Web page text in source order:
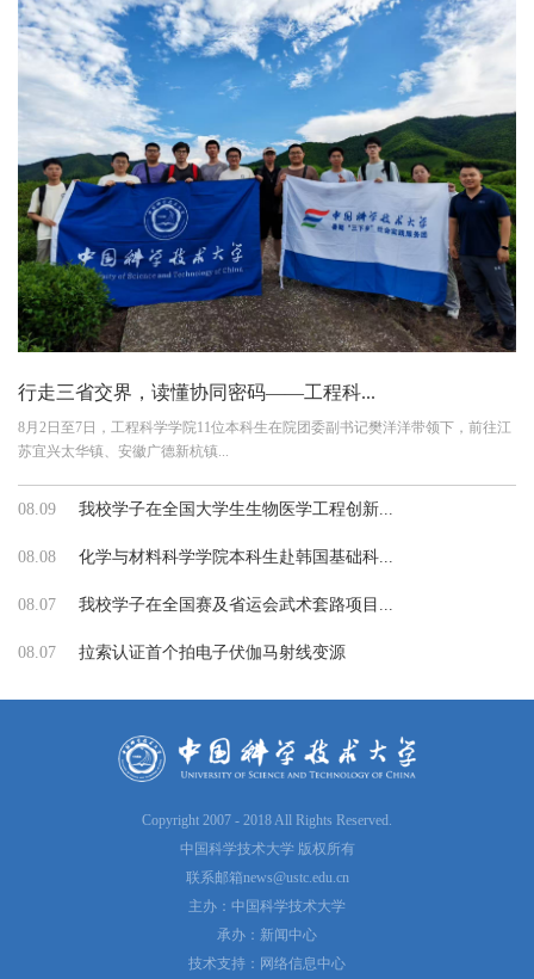
行走三省交界，读懂协同密码——工程科...
8月2日至7日，工程科学学院11位本科生在院团委副书记樊洋洋带领下，前往江
苏宜兴太华镇、安徽广德新杭镇...
08.09 我校学子在全国大学生生物医学工程创新...
08.08 化学与材料科学学院本科生赴韩国基础科...
08.07 我校学子在全国赛及省运会武术套路项目...
08.07 拉索认证首个拍电子伏伽马射线变源
Copyright 2007 - 2018 All Rights Reserved.
中国科学技术大学 版权所有
联系邮箱news@ustc.edu.cn
主办：中国科学技术大学
承办：新闻中心
技术支持：网络信息中心